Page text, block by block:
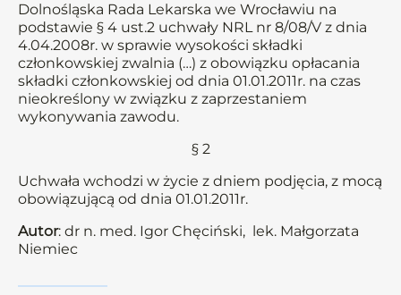
Dolnośląska Rada Lekarska we Wrocławiu na
podstawie § 4 ust.2 uchwały NRL nr 8/08/V z dnia
4.04.2008r. w sprawie wysokości składki
członkowskiej zwalnia (…) z obowiązku opłacania
składki członkowskiej od dnia 01.01.2011r. na czas
nieokreślony w związku z zaprzestaniem
wykonywania zawodu.
§ 2
Uchwała wchodzi w życie z dniem podjęcia, z mocą
obowiązującą od dnia 01.01.2011r.
Autor: dr n. med. Igor Chęciński, lek. Małgorzata
Niemiec